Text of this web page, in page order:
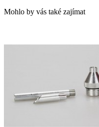
Mohlo by vás také zajímat